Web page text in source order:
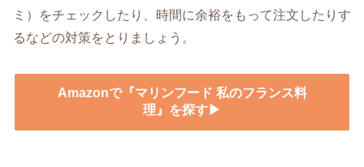
ミ）をチェックしたり、時間に余裕をもって注文したりす
るなどの対策をとりましょう。
Amazonで『マリンフード 私のフランス料
理』を探す▶